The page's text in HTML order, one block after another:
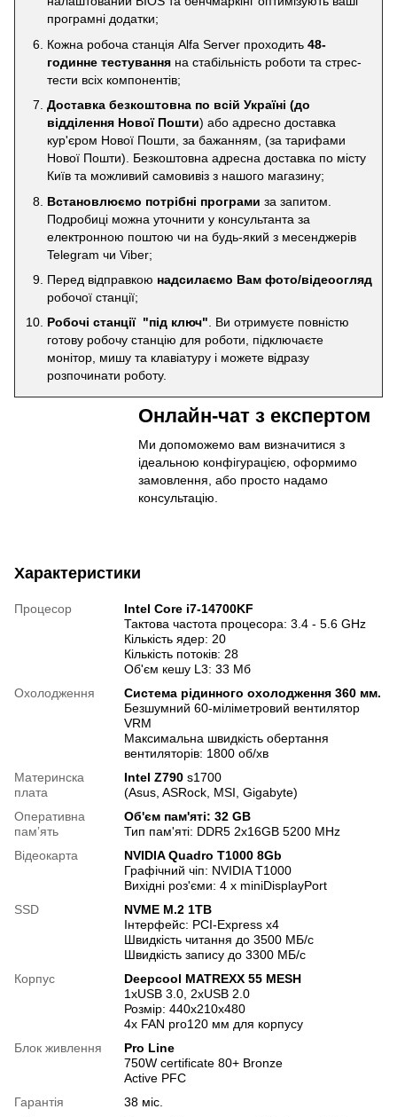
програмні додатки;
Кожна робоча станція Alfa Server проходить 48-
годинне тестування на стабільність роботи та стрес-
тести всіх компонентів;
Доставка безкоштовна по всій Україні (до
відділення Нової Пошти) або адресно доставка
кур'єром Нової Пошти, за бажанням, (за тарифами
Нової Пошти). Безкоштовна адресна доставка по місту
Київ та можливий самовивіз з нашого магазину;
Встановлюємо потрібні програми за запитом.
Подробиці можна уточнити у консультанта за
електронною поштою чи на будь-який з месенджерів
Telegram чи Viber;
Перед відправкою надсилаємо Вам фото/відеоогляд
робочої станції;
Робочі станції "під ключ". Ви отримуєте повністю
готову робочу станцію для роботи, підключаєте
монітор, мишу та клавіатуру і можете відразу
розпочинати роботу.
Онлайн-чат з експертом
Ми допоможемо вам визначитися з
ідеальною конфігурацією, оформимо
замовлення, або просто надамо
консультацію.
Характеристики
Процесор
Intel Core i7-14700KF
Тактова частота процесора: 3.4 - 5.6 GHz
Кількість ядер: 20
Кількість потоків: 28
Об'єм кешу L3: 33 Мб
Охолодження
Система рідинного охолодження 360 мм.
Безшумний 60-міліметровий вентилятор
VRM
Максимальна швидкість обертання
вентиляторів: 1800 об/хв
Материнска
плата
Intel Z790 s1700
(Asus, ASRock, MSI, Gigabyte)
Оперативна
памʼять
Об'єм пам'яті: 32 GB
Тип пам'яті: DDR5 2x16GB 5200 MHz
Відеокарта
NVIDIA Quadro T1000 8Gb
Графічний чіп: NVIDIA T1000
Вихідні роз'єми: 4 x miniDisplayPort
SSD
NVME M.2 1TB
Інтерфейс: PCI-Express x4
Швидкість читання до 3500 МБ/с
Швидкість запису до 3300 МБ/с
Корпус
Deepcool MATREXX 55 MESH
1xUSB 3.0, 2xUSB 2.0
Розмір: 440х210х480
4x FAN pro120 мм для корпусу
Блок живлення
Pro Line
750W certificate 80+ Bronze
Active PFC
Гарантія
38 міс.